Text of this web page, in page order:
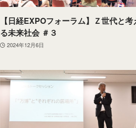
【日経EXPOフォーラム】Ｚ世代と考
る未来社会 ＃３
2024年12月6日